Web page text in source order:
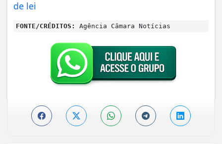
de lei
FONTE/CRÉDITOS: Agência Câmara Notícias